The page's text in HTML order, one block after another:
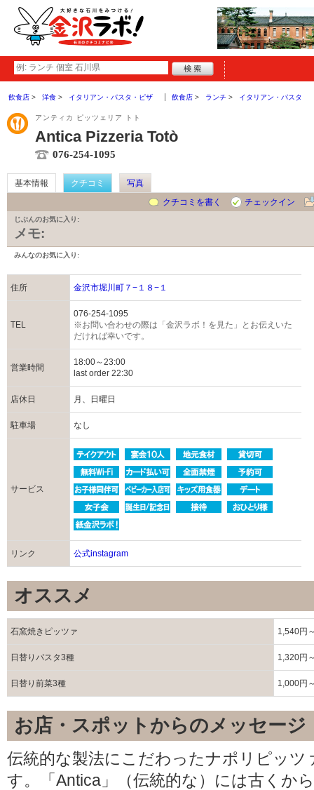
飲食店 洋食 イタリアン・パスタ・ピザ 飲食店 ランチ イタリアン・パスタ
アンティカ ピッツェリア トト
Antica Pizzeria Totò
076-254-1095
基本情報 クチコミ
写真
クチコミを書く
チェックイン
じぶんのお気に入り:
メモ:
みんなのお気に入り:
住所 金沢市堀川町７−１８−１
TEL
076-254-1095
※お問い合わせの際は「金沢ラボ！を見た」とお伝えいた
だければ幸いです。
営業時間
18:00～23:00
last order 22:30
店休日 月、日曜日
駐車場 なし
サービス
リンク 公式instagram
オススメ
石窯焼きピッツァ 1,540円
日替りパスタ3種 1,320円
日替り前菜3種 1,000円
お店・スポットからのメッセージ
伝統的な製法にこだわったナポリピッ
す。「Antica」（伝統的な）には古くか